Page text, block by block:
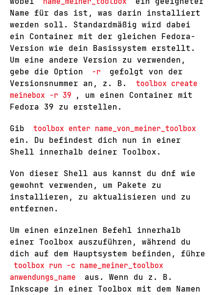
Name für das ist, was darin installiert
werden soll. Standardmäßig wird dabei
ein Container mit der gleichen Fedora-
Version wie dein Basissystem erstellt.
Um eine andere Version zu verwenden,
gebe die Option
-r
gefolgt von der
Versionsnummer an, z. B.
toolbox create
meinebox -r 39 , um einen Container mit
Fedora 39 zu erstellen.
Gib
toolbox enter name_von_meiner_toolbox
ein. Du befindest dich nun in einer
Shell innerhalb deiner Toolbox.
Von dieser Shell aus kannst du dnf wie
gewohnt verwenden, um Pakete zu
installieren, zu aktualisieren und zu
entfernen.
Um einen einzelnen Befehl innerhalb
einer Toolbox auszuführen, während du
dich auf dem Hauptsystem befinden, führe
toolbox run -c name_meiner_toolbox
anwendungs_name
aus. Wenn du z. B.
Inkscape in einer Toolbox mit dem Namen